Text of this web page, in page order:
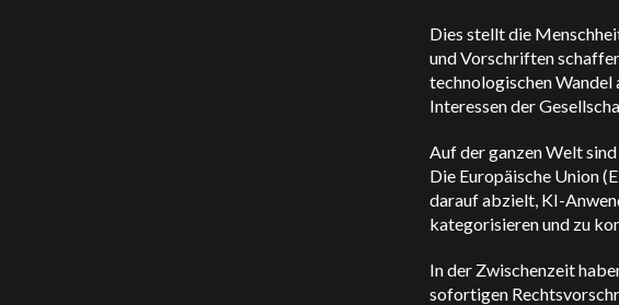
Dies stellt die
und Vorschriften
technologischen Wandel
Interessen der
Auf der ganzen Welt
Die Europäische Union
darauf abzielt, KI-
kategorisieren und zu
In der Zwischenzeit
sofortigen